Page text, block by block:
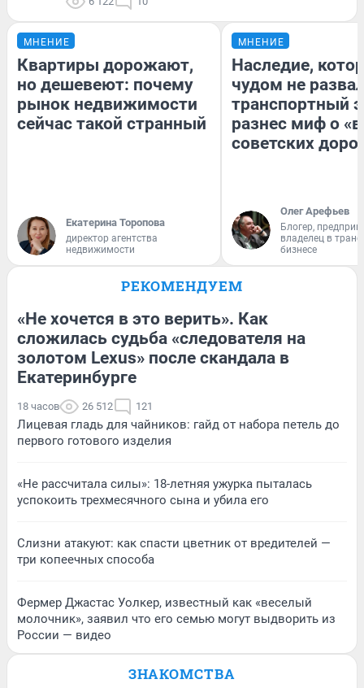
МНЕНИЕ
Квартиры дорожают,
но дешевеют: почему
рынок недвижимости
сейчас такой странный
Екатерина Торопова
директор агентства
недвижимости
МНЕНИЕ
Наследие,
чудом не
транспортный
разнес миф о
советских
Олег Арефьев
Блогер,
владелец в
бизнесе
РЕКОМЕНДУЕМ
«Не хочется в это верить». Как
сложилась судьба «следователя на
золотом Lexus» после скандала в
Екатеринбурге
18 часов 26 512 121
Лицевая гладь для чайников: гайд от набора петель до
первого готового изделия
«Не рассчитала силы»: 18-летняя ужурка пыталась
успокоить трехмесячного сына и убила его
Слизни атакуют: как спасти цветник от вредителей —
три копеечных способа
Фермер Джастас Уолкер, известный как «веселый
молочник», заявил что его семью могут выдворить из
России — видео
ЗНАКОМСТВА